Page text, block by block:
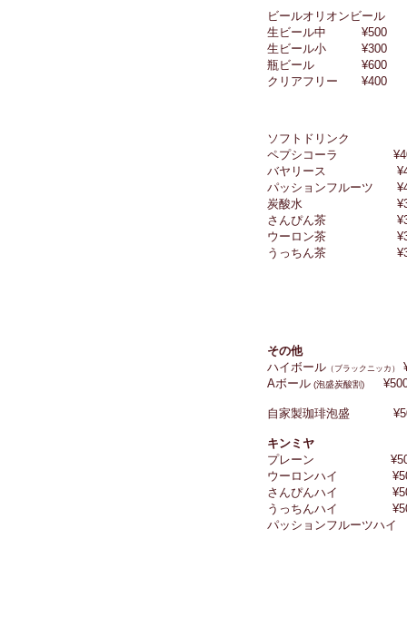
ビールオリオンビール
生ビール中 ¥500
生ビール小 ¥300
瓶ビール ¥600
クリアフリー ¥400
ソフトドリンク
ペプシコーラ
バヤリース
パッションフルーツ
炭酸水
さんぴん茶
ウーロン茶
うっちん茶
その他
ハイボール （ブラックニッカ）
Aボール (泡盛炭酸割)
自家製珈琲泡
キンミヤ
プレーン
ウーロンハイ
さんぴんハイ
うっちんハイ
パッションフルーツハイ